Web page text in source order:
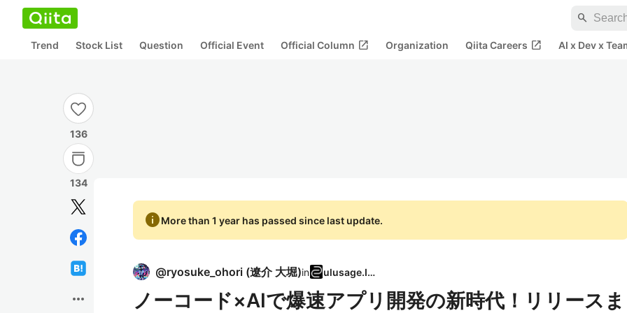
search
Trend Stock List Question Official Event Official Column open_in_new Organization Qiita Careers open_in_new AI x Dev x
136
134
more_horiz
infoMore than 1 year has passed since last update.
@ryosuke_ohori (遼介 大堀)in ulusage.Inc
ノーコード×AIで爆速アプリ開発の新時代！リリースま